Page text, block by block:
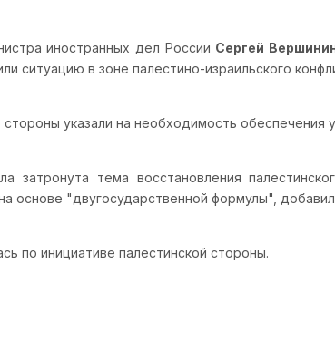
иностранных дел России Сергей
ситуацию в зоне палестино-израильского
указали на необходимость
затронута тема восстановления
основе "двугосударственной формулы",
по инициативе палестинской стороны.